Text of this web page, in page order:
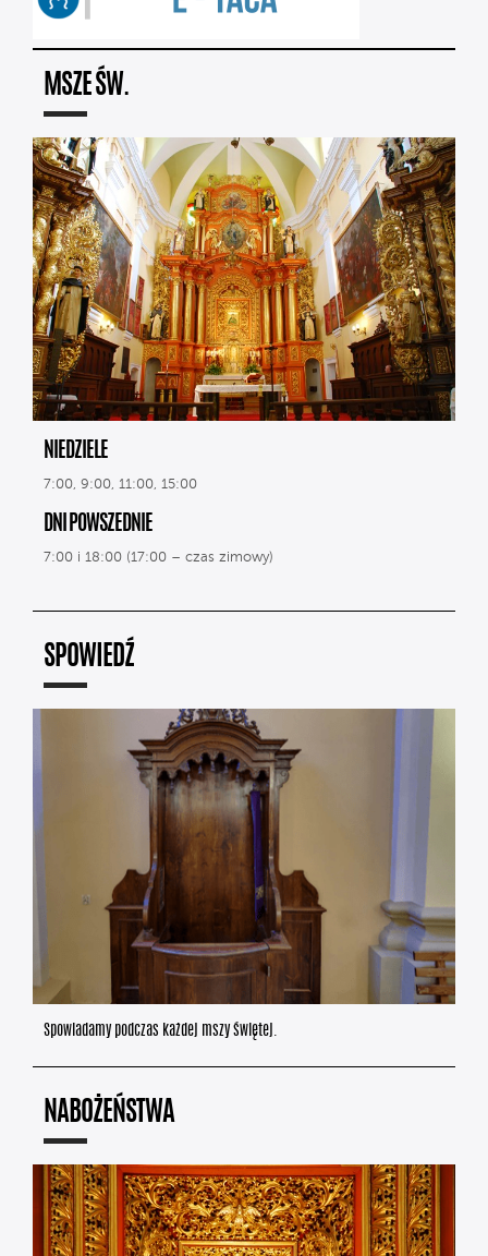
MSZE ŚW.
NIEDZIELE
7:00, 9:00, 11:00, 15:00
DNI POWSZEDNIE
7:00 i 18:00 (17:00 – czas zimowy)
SPOWIEDŹ
Spowiadamy podczas każdej mszy świętej.
NABOŻEŃSTWA